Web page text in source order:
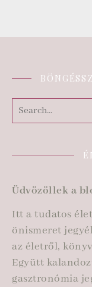
Üdvözöllek a
Itt a tudatos
önismeret
az életről,
Együtt
gasztronómia